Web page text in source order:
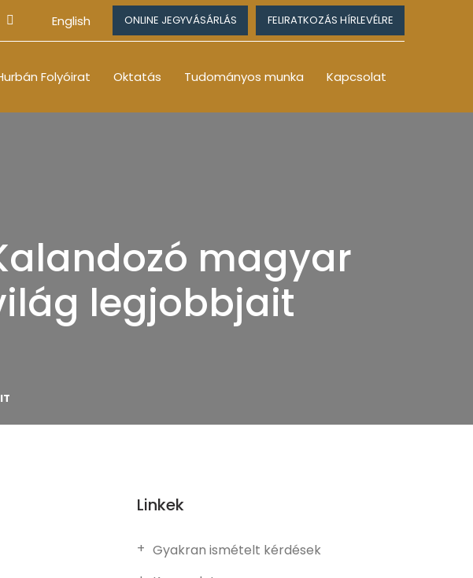
English ONLINE JEGYVÁSÁRLÁS FELIRATKOZÁS HÍRLEVÉLRE
Folyóirat Oktatás Tudományos munka Kapcsolat
magyar
legjobbjait
Linkek
Gyakran ismételt kérdések